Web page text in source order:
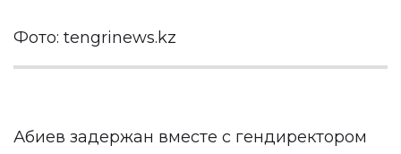
Фото: tengrinews.kz
Абиев задержан вместе с гендиректором